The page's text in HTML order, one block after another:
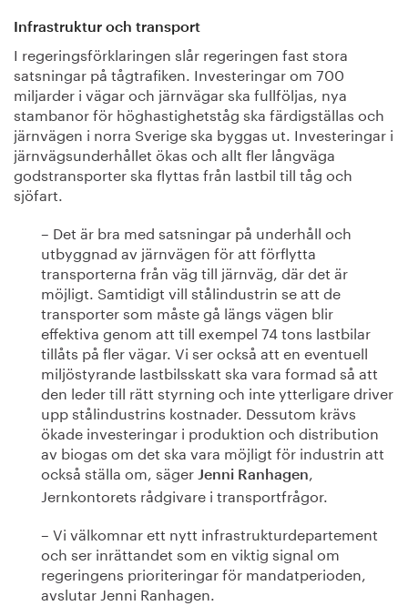
Infrastruktur och transport
I regeringsförklaringen slår regeringen fast stora
satsningar på tågtrafiken. Investeringar om 700
miljarder i vägar och järnvägar ska fullföljas, nya
stambanor för höghastighetståg ska färdigställas och
järnvägen i norra Sverige ska byggas ut. Investeringar i
järnvägsunderhållet ökas och allt fler långväga
godstransporter ska flyttas från lastbil till tåg och
sjöfart.
– Det är bra med satsningar på underhåll och
utbyggnad av järnvägen för att förflytta
transporterna från väg till järnväg, där det är
möjligt. Samtidigt vill stålindustrin se att de
transporter som måste gå längs vägen blir
effektiva genom att till exempel 74 tons lastbilar
tillåts på fler vägar. Vi ser också att en eventuell
miljöstyrande lastbilsskatt ska vara formad så att
den leder till rätt styrning och inte ytterligare driver
upp stålindustrins kostnader. Dessutom krävs
ökade investeringar i produktion och distribution
av biogas om det ska vara möjligt för industrin att
också ställa om, säger Jenni Ranhagen,
Jernkontorets rådgivare i transportfrågor.
– Vi välkomnar ett nytt infrastrukturdepartement
och ser inrättandet som en viktig signal om
regeringens prioriteringar för mandatperioden,
avslutar Jenni Ranhagen.